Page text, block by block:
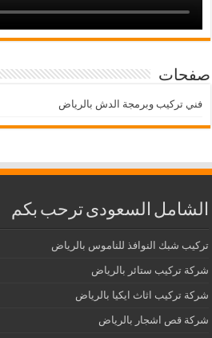
صفحات
فني تركيب وبرمجة الدش بالرياض
الشامل السعودى ترحب بكم
تركيب شبك النوافذ للناموس بالرياض
شركة تركيب ستائر بالرياض
شركة تركيب اثاث ايكيا بالرياض
شركة قص اشجار بالرياض